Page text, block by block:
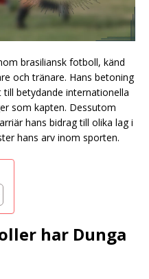
brasiliansk fotboll, känd
och tränare. Hans betoning
betydande internationella
som kapten. Dessutom
hans bidrag till olika lag i
hans arv inom sporten.
har Dunga